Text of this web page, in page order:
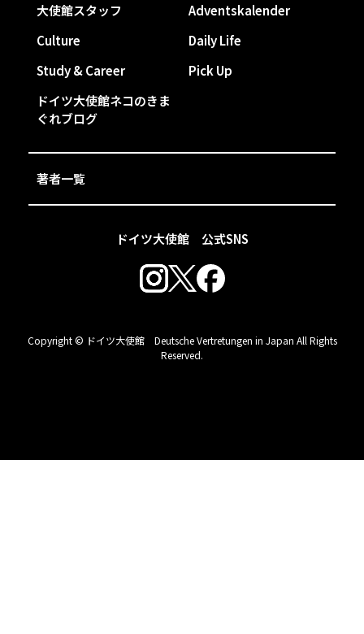
ドイツ大使館 公式SNS
大使館スタッフ
Adventskalender
Culture
Daily Life
Study & Career
Pick Up
ドイツ大使館ネコのきま
ぐれブログ
著者一覧
Copyright © ドイツ大使館 Deutsche Vertretungen in Japan All Rights
Reserved.